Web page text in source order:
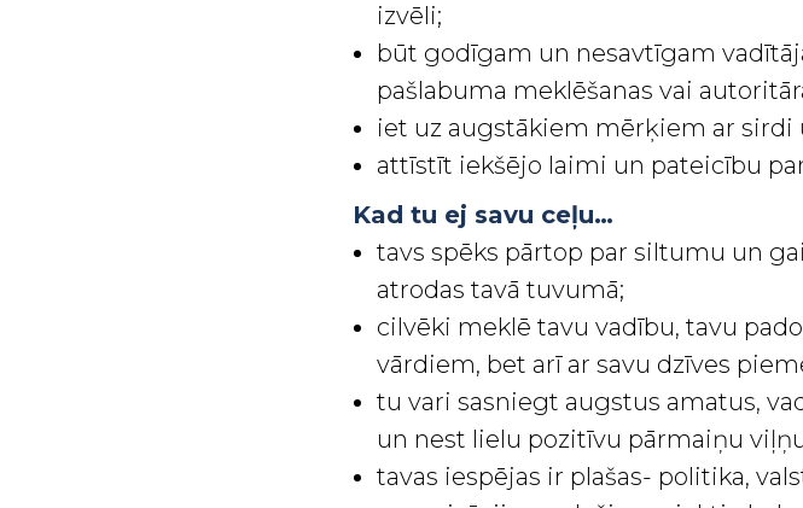
izvēli;
būt godīgam un nesavtīgam
pašlabuma meklēšanas vai
iet uz augstākiem mērķiem ar sirdi
attīstīt iekšējo laimi un pateicību
Kad tu ej savu ceļu…
tavs spēks pārtop par siltumu un
atrodas tavā tuvumā;
cilvēki meklē tavu vadību, tavu
vārdiem, bet arī ar savu dzīves
tu vari sasniegt augstus amatus,
un nest lielu pozitīvu pārmaiņu
tavas iespējas ir plašas- politika,